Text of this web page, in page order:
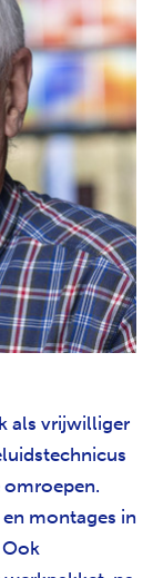
als vrijwilliger
montages in
Ook